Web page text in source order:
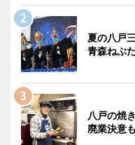
夏の八戸
青森ねぶ
八戸の焼
廃業決意